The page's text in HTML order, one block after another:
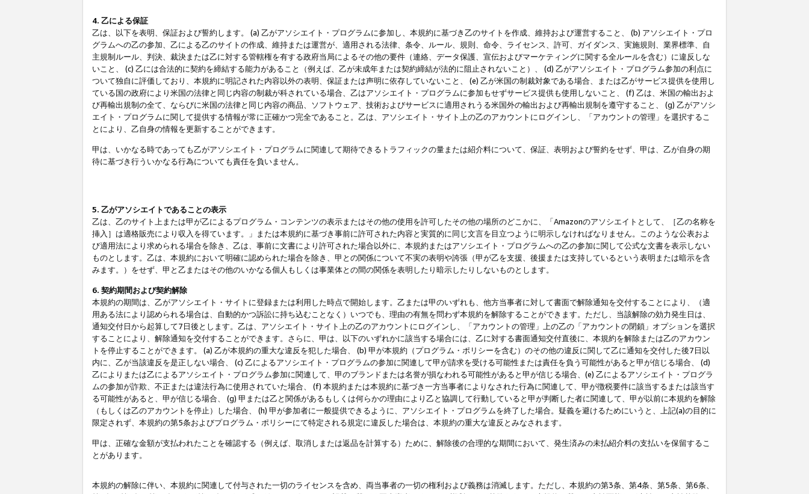
4. 乙による保証
乙は、以下を表明、保証および誓約します。 (a) 乙がアソシエイト・プログラムに参加し、本規約に基づき乙のサイトを作成、維持および運営すること、 (b) アソシエイト・プロ
グラムへの乙の参加、乙による乙のサイトの作成、維持または運営が、適用される法律、条令、ルール、規則、命令、ライセンス、許可、ガイダンス、実施規則、業界標準、自
主規制ルール、判決、裁決または乙に対する管轄権を有する政府当局によるその他の要件（連絡、データ保護、宣伝およびマーケティングに関する全ルールを含む）に違反しな
いこと、 (c) 乙には合法的に契約を締結する能力があること（例えば、乙が未成年または契約締結が法的に阻止されないこと）、 (d) 乙がアソシエイト・プログラム参加の利点に
ついて独自に評価しており、本規約に明記された内容以外の表明、保証または声明に依存していないこと、 (e) 乙が米国の制裁対象である場合、または乙がサービス提供を使用し
ている国の政府により米国の法律と同じ内容の制裁が科されている場合、乙はアソシエイト・プログラムに参加もせずサービス提供も使用しないこと、 (f) 乙は、米国の輸出およ
び再輸出規制の全て、ならびに米国の法律と同じ内容の商品、ソフトウェア、技術およびサービスに適用されうる米国外の輸出および再輸出規制を遵守すること、 (g) 乙がアソシ
エイト・プログラムに関して提供する情報が常に正確かつ完全であること。乙は、アソシエイト・サイト上の乙のアカウントにログインし、「アカウントの管理」を選択するこ
とにより、乙自身の情報を更新することができます。
甲は、いかなる時であっても乙がアソシエイト・プログラムに関連して期待できるトラフィックの量または紹介料について、保証、表明および誓約をせず、甲は、乙が自身の期
待に基づき行ういかなる行為についても責任を負いません。
5. 乙がアソシエイトであることの表示
乙は、乙のサイト上または甲が乙によるプログラム・コンテンツの表示またはその他の使用を許可したその他の場所のどこかに、「Amazonのアソシエイトとして、［乙の名称を
挿入］は適格販売により収入を得ています。」または本規約に基づき事前に許可された内容と実質的に同じ文言を目立つように明示しなければなりません。このような公表およ
び適用法により求められる場合を除き、乙は、事前に文書により許可された場合以外に、本規約またはアソシエイト・プログラムへの乙の参加に関して公式な文書を表示しない
ものとします。乙は、本規約において明確に認められた場合を除き、甲との関係について不実の表明や誇張（甲が乙を支援、後援または支持しているという表明または暗示を含
みます。）をせず、甲と乙またはその他のいかなる個人もしくは事業体との間の関係を表明したり暗示したりしないものとします。
6. 契約期間および契約解除
本規約の期間は、乙がアソシエイト・サイトに登録または利用した時点で開始します。乙または甲のいずれも、他方当事者に対して書面で解除通知を交付することにより、（適
用ある法により認められる場合は、自動的かつ訴訟に持ち込むことなく）いつでも、理由の有無を問わず本規約を解除することができます。ただし、当該解除の効力発生日は、
通知交付日から起算して7日後とします。乙は、アソシエイト・サイト上の乙のアカウントにログインし、「アカウントの管理」上の乙の「アカウントの閉鎖」オプションを選択
することにより、解除通知を交付することができます。さらに、甲は、以下のいずれかに該当する場合には、乙に対する書面通知交付直後に、本規約を解除または乙のアカウン
トを停止することができます。 (a) 乙が本規約の重大な違反を犯した場合、 (b) 甲が本規約（プログラム・ポリシーを含む）のその他の違反に関して乙に通知を交付した後7日以
内に、乙が当該違反を是正しない場合、 (c) 乙によるアソシエイト・プログラムの参加に関連して甲が請求を受ける可能性または責任を負う可能性があると甲が信じる場合、 (d)
乙によりまたは乙によるアソシエイト・プログラム参加に関連して、甲のブランドまたは名誉が損なわれる可能性があると甲が信じる場合、(e) 乙によるアソシエイト・プログラ
ムの参加が詐欺、不正または違法行為に使用されていた場合、 (f) 本規約または本規約に基づき一方当事者によりなされた行為に関連して、甲が徴税要件に該当するまたは該当す
る可能性があると、甲が信じる場合、 (g) 甲または乙と関係があるもしくは何らかの理由により乙と協調して行動していると甲が判断した者に関連して、甲が以前に本規約を解除
（もしくは乙のアカウントを停止）した場合、 (h) 甲が参加者に一般提供できるように、アソシエイト・プログラムを終了した場合。疑義を避けるためにいうと、上記(a)の目的に
限定されず、本規約の第5条およびプログラム・ポリシーにて特定される規定に違反した場合は、本規約の重大な違反とみなされます。
甲は、正確な金額が支払われたことを確認する（例えば、取消しまたは返品を計算する）ために、解除後の合理的な期間において、発生済みの未払紹介料の支払いを保留するこ
とがあります。
本規約の解除に伴い、本規約に関連して付与された一切のライセンスを含め、両当事者の一切の権利および義務は消滅します。ただし、本規約の第3条、第4条、第5条、第6条、